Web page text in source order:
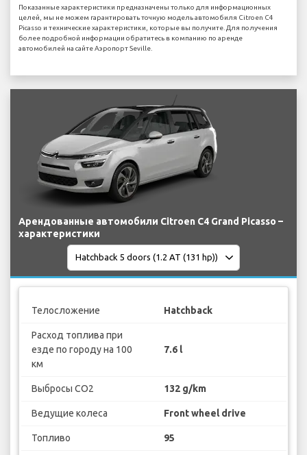
Показанные характеристики предназначены только для информационных
целей, мы не можем гарантировать точную модель автомобиля Citroen C4
Picasso и технические характеристики, которые вы получите. Для получения
более подробной информации обратитесь в компанию по аренде
автомобилей на сайте Аэропорт Seville.
Арендованные автомобили Citroen C4 Grand Picasso –
характеристики
Телосложение Hatchback
Расход топлива при
езде по городу на 100
км
7.6 l
Выбросы CO2 132 g/km
Ведущие колеса Front wheel drive
Топливо 95